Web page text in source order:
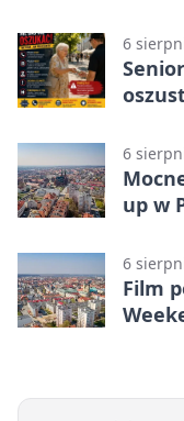
6
6
up w
6
Film